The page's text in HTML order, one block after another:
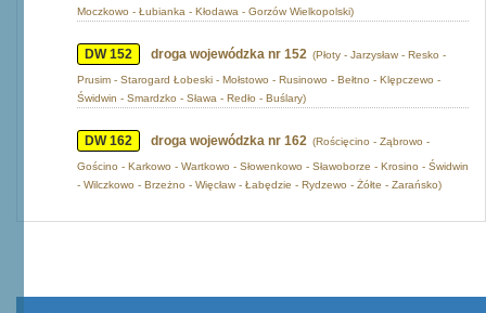
Moczkowo - Łubianka - Kłodawa - Gorzów Wielkopolski)
DW 152 droga wojewódzka nr 152 (Płoty - Jarzysław - Resko -
Prusim - Starogard Łobeski - Mołstowo - Rusinowo - Bełtno - Klępczewo -
Świdwin - Smardzko - Sława - Redło - Buślary)
DW 162 droga wojewódzka nr 162 (Rościęcino - Ząbrowo -
Gościno - Karkowo - Wartkowo - Słowenkowo - Sławoborze - Krosino - Świdwin
- Wilczkowo - Brzeżno - Więcław - Łabędzie - Rydzewo - Żółte - Zarańsko)